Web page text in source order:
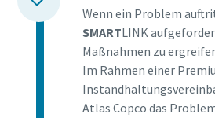
Wenn ein Problem
SMARTLINK
Maßnahmen zu
Im Rahmen einer
Atlas Copco das